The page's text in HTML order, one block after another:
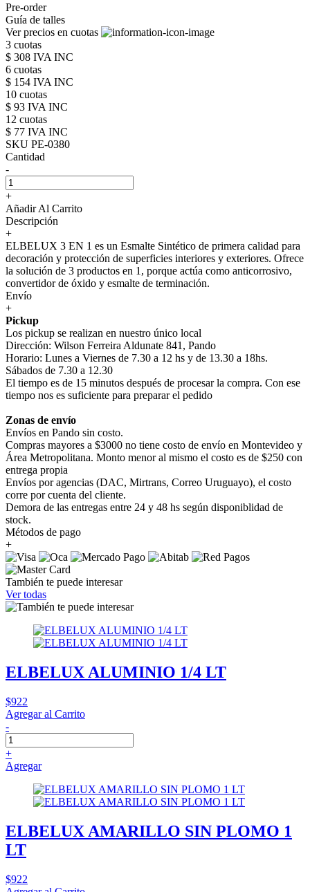
Pre-order
Guía de talles
Ver precios en cuotas
3 cuotas
$ 308 IVA INC
6 cuotas
$ 154 IVA INC
10 cuotas
$ 93 IVA INC
12 cuotas
$ 77 IVA INC
SKU PE-0380
Cantidad
-
+
Añadir Al Carrito
Descripción
+
ELBELUX 3 EN 1 es un Esmalte Sintético de primera calidad para
decoración y protección de superficies interiores y exteriores. Ofrece
la solución de 3 productos en 1, porque actúa como anticorrosivo,
convertidor de óxido y esmalte de terminación.
Envío
+
Pickup
Los pickup se realizan en nuestro único local
Dirección: Wilson Ferreira Aldunate 841, Pando
Horario: Lunes a Viernes de 7.30 a 12 hs y de 13.30 a 18hs.
Sábados de 7.30 a 12.30
El tiempo es de 15 minutos después de procesar la compra. Con ese
tiempo nos es suficiente para preparar el pedido
Zonas de envío
Envíos en Pando sin costo.
Compras mayores a $3000 no tiene costo de envío en Montevideo y
Área Metropolitana. Monto menor al mismo el costo es de $250 con
entrega propia
Envíos por agencias (DAC, Mirtrans, Correo Uruguayo), el costo
corre por cuenta del cliente.
Demora de las entregas entre 24 y 48 hs según disponiblidad de
stock.
Métodos de pago
+
También te puede interesar
Ver todas
ELBELUX ALUMINIO 1/4 LT
$922
Agregar al Carrito
-
+
Agregar
ELBELUX AMARILLO SIN PLOMO 1
LT
$922